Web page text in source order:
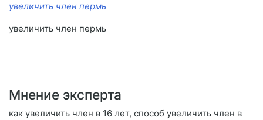
увеличить член пермь
увеличить член пермь
Мнение эксперта
как увеличить член в 16 лет, способ увеличить член в